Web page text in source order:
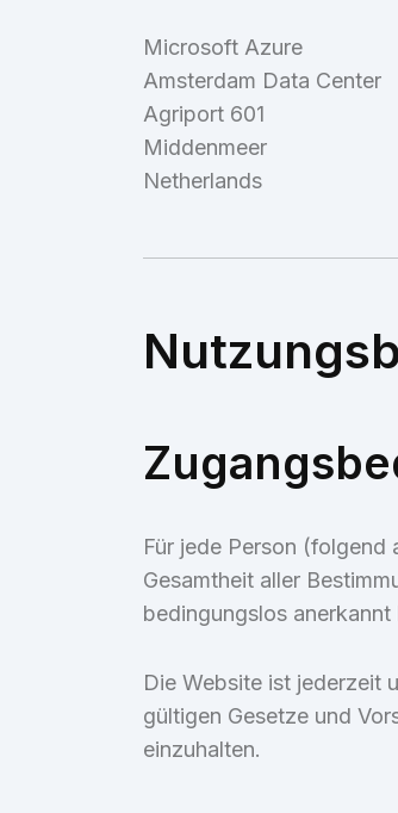
Microsoft Azure
Amsterdam Data Center
Agriport 601
Middenmeer
Netherlands
Für jede Person (folgend
Gesamtheit aller
bedingungslos anerkannt
Die Website ist jederzeit
gültigen Gesetze und
einzuhalten.